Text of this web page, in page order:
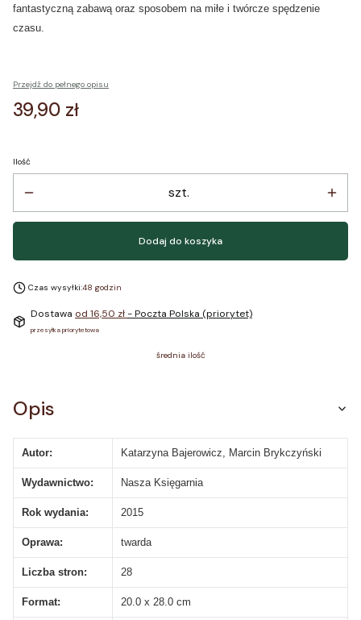
fantastyczną zabawą oraz sposobem na miłe i twórcze spędzenie
czasu.
Przejdź do pełnego opisu
Cena
39,90 zł
Ilość
szt.
Dodaj do koszyka
Czas wysyłki:48 godzin
Dostawa od 16,50 zł- Poczta Polska (priorytet)
przesyłka priorytetowa
średnia ilość
Opis
Autor: Katarzyna Bajerowicz, Marcin Brykczyński
Wydawnictwo: Nasza Księgarnia
Rok wydania: 2015
Oprawa: twarda
Liczba stron: 28
Format: 20.0 x 28.0 cm